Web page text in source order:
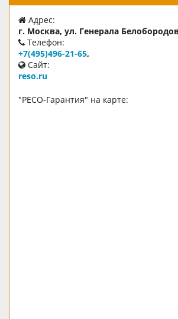
Адрес:
г. Москва, ул. Генерала
Телефон:
+7(495)496-21-65,
Сайт:
reso.ru
"РЕСО-Гарантия" на карте: